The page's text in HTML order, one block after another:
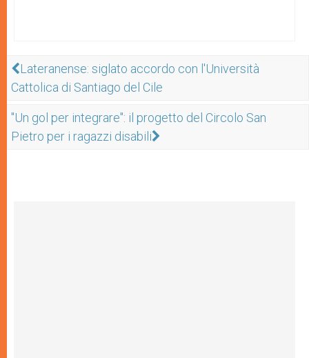
Lateranense: siglato accordo con l'Università
Cattolica di Santiago del Cile
"Un gol per integrare": il progetto del Circolo San
Pietro per i ragazzi disabili